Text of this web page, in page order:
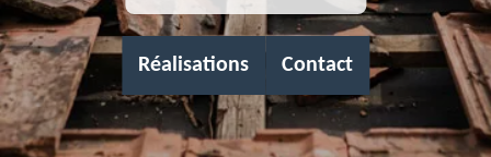
Réalisations Contact